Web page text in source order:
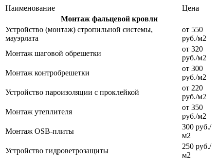
Наименование
Цена
Монтаж фальцевой кровли
Устройство (монтаж) стропильной системы,
мауэрлата
от 550
руб./м2
Монтаж шаговой обрешетки
от 320
руб./м2
Монтаж контробрешетки
от 300
руб./м2
Устройство пароизоляции с проклейкой
от 220
руб./м2
Монтаж утеплителя
от 350
руб./м2
Монтаж OSB-плиты
300 руб./
м2
Устройство гидроветрозащиты
250 руб./
м2